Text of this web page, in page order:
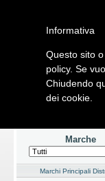
Home Listino
Hardware
Marche
Marchi Principali
Informativa
Questo sito
policy. Se
Chiudendo
dei cookie.